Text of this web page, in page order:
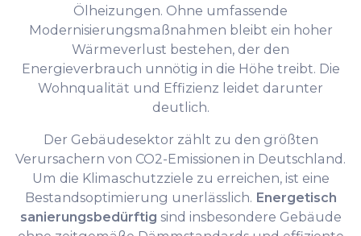
Ölheizungen. Ohne umfassende
Modernisierungsmaßnahmen bleibt ein hoher
Wärmeverlust bestehen, der den
Energieverbrauch unnötig in die Höhe treibt. Die
Wohnqualität und Effizienz leidet darunter
deutlich.
Der Gebäudesektor zählt zu den größten
Verursachern von CO2-Emissionen in Deutschland.
Um die Klimaschutzziele zu erreichen, ist eine
Bestandsoptimierung unerlässlich. Energetisch
sanierungsbedürftig sind insbesondere Gebäude